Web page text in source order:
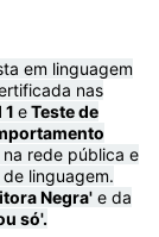
em linguagem
nas
1 eTeste de
rede pública e
linguagem.
Negra' e da
só'.